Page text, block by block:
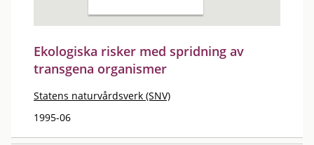
Ekologiska risker med spridning av
transgena organismer
Statens naturvårdsverk (SNV)
1995-06